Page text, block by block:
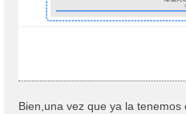
Bien,una vez que ya la